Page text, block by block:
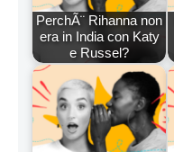
PerchÃ¨ Rihanna non
era in India con Katy
e Russel?